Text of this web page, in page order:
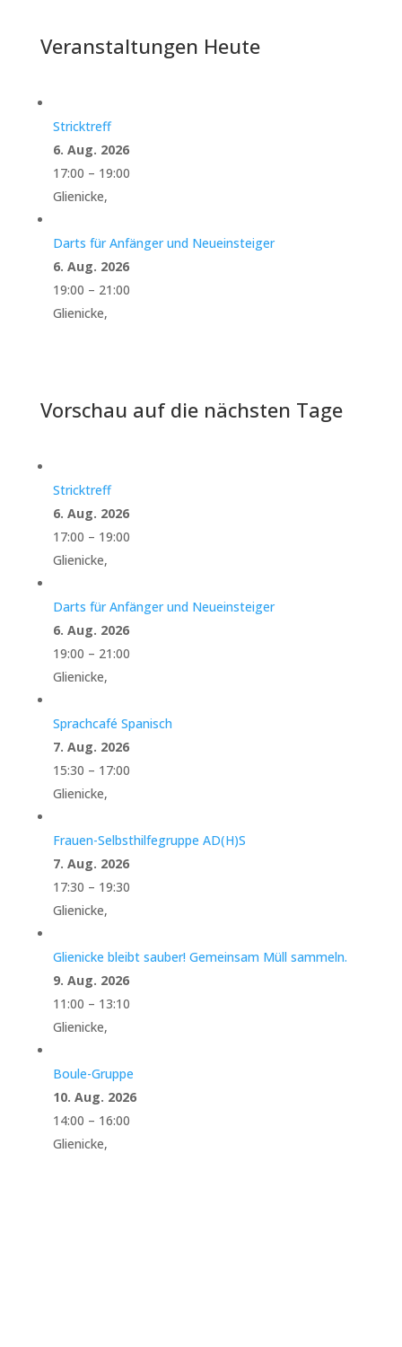
Veranstaltungen Heute
Stricktreff
6. Aug. 2026
17:00 – 19:00
Glienicke,
Darts für Anfänger und Neueinsteiger
6. Aug. 2026
19:00 – 21:00
Glienicke,
Vorschau auf die nächsten Tage
Stricktreff
6. Aug. 2026
17:00 – 19:00
Glienicke,
Darts für Anfänger und Neueinsteiger
6. Aug. 2026
19:00 – 21:00
Glienicke,
Sprachcafé Spanisch
7. Aug. 2026
15:30 – 17:00
Glienicke,
Frauen-Selbsthilfegruppe AD(H)S
7. Aug. 2026
17:30 – 19:30
Glienicke,
Glienicke bleibt sauber! Gemeinsam Müll sammeln.
9. Aug. 2026
11:00 – 13:10
Glienicke,
Boule-Gruppe
10. Aug. 2026
14:00 – 16:00
Glienicke,